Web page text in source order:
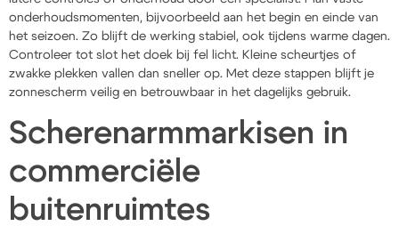
onderhoudsmomenten, bijvoorbeeld aan het begin en einde van
het seizoen. Zo blijft de werking stabiel, ook tijdens warme dagen.
Controleer tot slot het doek bij fel licht. Kleine scheurtjes of
zwakke plekken vallen dan sneller op. Met deze stappen blijft je
zonnescherm veilig en betrouwbaar in het dagelijks gebruik.
Scherenarmmarkisen in
commerciële
buitenruimtes